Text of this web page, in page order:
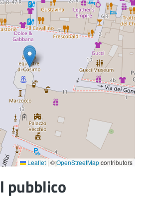
Leaflet | ©OpenStreetMapcontributors
pubblico